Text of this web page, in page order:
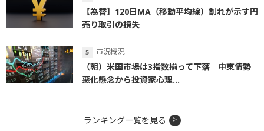
【為替】120日MA（移動平均線）割れが示す円
売り取引の損失
市況概況
（朝）米国市場は3指数揃って下落 中東情勢
悪化懸念から投資家心理...
ランキング一覧を見る